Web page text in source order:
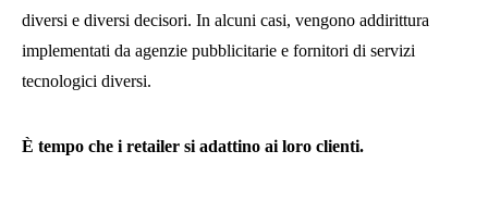
diversi e diversi decisori. In alcuni casi, vengono addirittura
implementati da agenzie pubblicitarie e fornitori di servizi
tecnologici diversi.
È tempo che i retailer si adattino ai loro clienti.